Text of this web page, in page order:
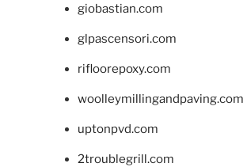
giobastian.com
glpascensori.com
rifloorepoxy.com
woolleymillingandpaving.com
uptonpvd.com
2troublegrill.com